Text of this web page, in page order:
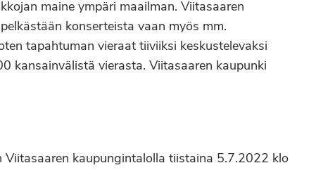
maine ympäri maailman. Viitasaaren
konserteista vaan myös mm.
tapahtuman vieraat tiiviiksi keskustelevaksi
kansainvälistä vierasta. Viitasaaren kaupunki
kaupungintalolla tiistaina 5.7.2022 klo